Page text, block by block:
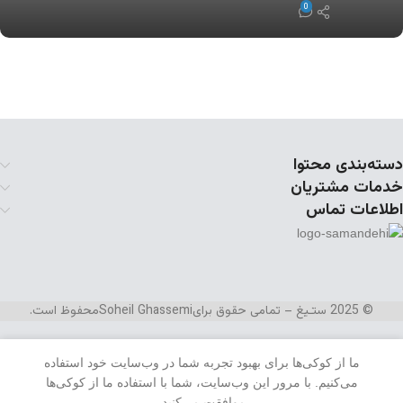
0
دسته‌بندی محتوا
خدمات مشتریان
اطلاعات تماس
© 2025 ستـیغ – تمامی حقوق برای Soheil Ghassemiمحفوظ است.
علاقه مندیسبد خرید
ما از کوکی‌ها برای بهبود تجربه شما در وب‌سایت خود استفاده
می‌کنیم. با مرور این وب‌سایت، شما با استفاده ما از کوکی‌ها